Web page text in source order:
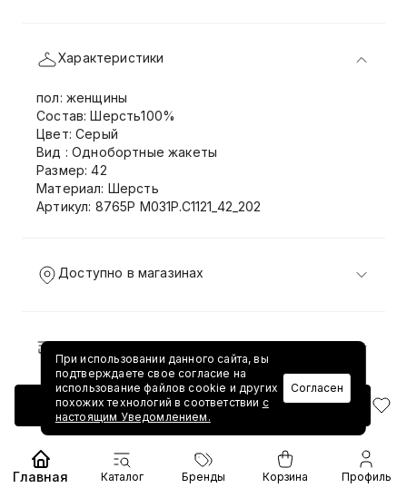
Добавить в корзину
Характеристики
пол: женщины
Состав: Шерсть100%
Цвет: Серый
Вид : Однобортные жакеты
Размер: 42
Материал: Шерсть
Артикул: 8765P M031P.C1121_42_202
Доступно в магазинах
Доставка и возврат
При использовании данного сайта, вы
подтверждаете свое согласие на
использование файлов cookie и других
похожих технологий в соответствии с
настоящим Уведомлением.
Согласен
Главная Каталог Бренды Корзина Профиль